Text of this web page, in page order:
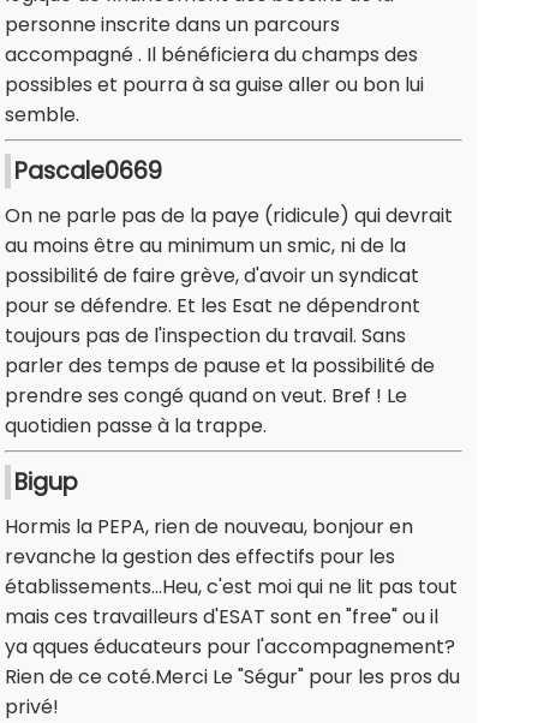
personne inscrite dans un parcours
accompagné . Il bénéficiera du champs des
possibles et pourra à sa guise aller ou bon lui
semble.
Pascale0669
On ne parle pas de la paye (ridicule) qui devrait
au moins être au minimum un smic, ni de la
possibilité de faire grève, d'avoir un syndicat
pour se défendre. Et les Esat ne dépendront
toujours pas de l'inspection du travail. Sans
parler des temps de pause et la possibilité de
prendre ses congé quand on veut. Bref ! Le
quotidien passe à la trappe.
Bigup
Hormis la PEPA, rien de nouveau, bonjour en
revanche la gestion des effectifs pour les
établissements...Heu, c'est moi qui ne lit pas tout
mais ces travailleurs d'ESAT sont en "free" ou il
ya qques éducateurs pour l'accompagnement?
Rien de ce coté.Merci Le "Ségur" pour les pros du
privé!